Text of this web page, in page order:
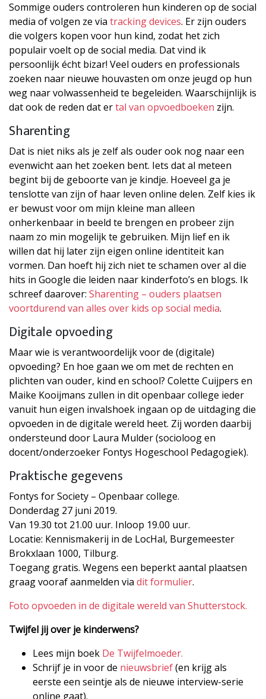
Sommige ouders controleren hun kinderen op de social
media of volgen ze via tracking devices. Er zijn ouders
die volgers kopen voor hun kind, zodat het zich
populair voelt op de social media. Dat vind ik
persoonlijk écht bizar! Veel ouders en professionals
zoeken naar nieuwe houvasten om onze jeugd op hun
weg naar volwassenheid te begeleiden. Waarschijnlijk is
dat ook de reden dat ertal van opvoedboeken zijn.
Sharenting
Dat is niet niks als je zelf als ouder ook nog naar een
evenwicht aan het zoeken bent. Iets dat al meteen
begint bij de geboorte van je kindje. Hoeveel ga je
tenslotte van zijn of haar leven online delen. Zelf kies ik
er bewust voor om mijn kleine man alleen
onherkenbaar in beeld te brengen en probeer zijn
naam zo min mogelijk te gebruiken. Mijn lief en ik
willen dat hij later zijn eigen online identiteit kan
vormen. Dan hoeft hij zich niet te schamen over al die
hits in Google die leiden naar kinderfoto’s en blogs. Ik
schreef daarover: Sharenting – ouders plaatsen
voortdurend van alles over kids op social media.
Digitale opvoeding
Maar wie is verantwoordelijk voor de (digitale)
opvoeding? En hoe gaan we om met de rechten en
plichten van ouder, kind en school? Colette Cuijpers en
Maike Kooijmans zullen in dit openbaar college ieder
vanuit hun eigen invalshoek ingaan op de uitdaging die
opvoeden in de digitale wereld heet. Zij worden daarbij
ondersteund door Laura Mulder (socioloog en
docent/onderzoeker Fontys Hogeschool Pedagogiek).
Praktische gegevens
Fontys for Society – Openbaar college.
Donderdag 27 juni 2019.
Van 19.30 tot 21.00 uur. Inloop 19.00 uur.
Locatie: Kennismakerij in de LocHal, Burgemeester
Brokxlaan 1000, Tilburg.
Toegang gratis. Wegens een beperkt aantal plaatsen
graag vooraf aanmelden via dit formulier.
Foto opvoeden in de digitale wereld van Shutterstock.
Twijfel jij over je kinderwens?
Lees mijn boek De Twijfelmoeder.
Schrijf je in voor de nieuwsbrief(en krijg als
eerste een seintje als de nieuwe interview-serie
online gaat).